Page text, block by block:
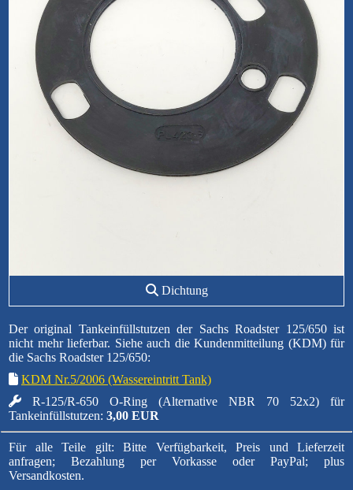
Dichtung
Der original Tankeinfüllstutzen der Sachs Roadster 125/650 ist
nicht mehr lieferbar. Siehe auch die Kundenmitteilung (KDM) für
die Sachs Roadster 125/650:
KDM Nr.5/2006 (Wassereintritt Tank)
R-125/R-650 O-Ring (Alternative NBR 70 52x2) für
Tankeinfüllstutzen: 3,00 EUR
Für alle Teile gilt: Bitte Verfügbarkeit, Preis und Lieferzeit
anfragen; Bezahlung per Vorkasse oder PayPal; plus
Versandkosten.